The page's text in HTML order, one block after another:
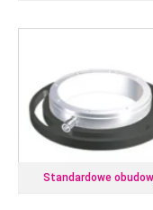
czasu i zakończone
Standardowe